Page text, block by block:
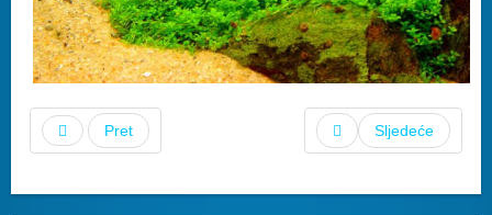
Pret Sljedeće